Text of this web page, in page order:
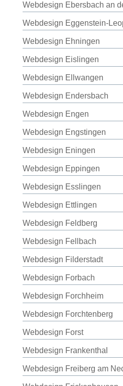
Webdesign Ebersbach an
Webdesign Eggenstein-
Webdesign Ehningen
Webdesign Eislingen
Webdesign Ellwangen
Webdesign Endersbach
Webdesign Engen
Webdesign Engstingen
Webdesign Eningen
Webdesign Eppingen
Webdesign Esslingen
Webdesign Ettlingen
Webdesign Feldberg
Webdesign Fellbach
Webdesign Filderstadt
Webdesign Forbach
Webdesign Forchheim
Webdesign Forchtenberg
Webdesign Forst
Webdesign Frankenthal
Webdesign Freiberg am